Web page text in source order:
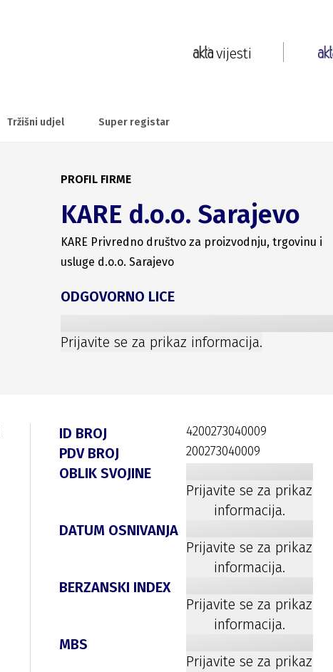
vijesti
Tržišni udjel Super registar
PROFIL FIRME
KARE d.o.o. Sarajevo
KARE Privredno društvo za proizvodnju, trgovinu i
usluge d.o.o. Sarajevo
ODGOVORNO LICE
Prijavite se za prikaz informacija.
ID BROJ 4200273040009
PDV BROJ 200273040009
OBLIK SVOJINE
Prijavite se za prikaz
informacija.
DATUM OSNIVANJA
Prijavite se za prikaz
informacija.
BERZANSKI INDEX
Prijavite se za prikaz
informacija.
MBS
Prijavite se za prikaz